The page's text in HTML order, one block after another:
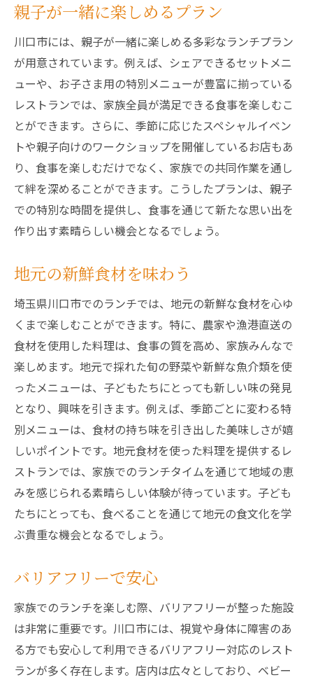
親子が一緒に楽しめるプラン
川口市には、親子が一緒に楽しめる多彩なランチプラン
が用意されています。例えば、シェアできるセットメニ
ューや、お子さま用の特別メニューが豊富に揃っている
レストランでは、家族全員が満足できる食事を楽しむこ
とができます。さらに、季節に応じたスペシャルイベン
トや親子向けのワークショップを開催しているお店もあ
り、食事を楽しむだけでなく、家族での共同作業を通し
て絆を深めることができます。こうしたプランは、親子
での特別な時間を提供し、食事を通じて新たな思い出を
作り出す素晴らしい機会となるでしょう。
地元の新鮮食材を味わう
埼玉県川口市でのランチでは、地元の新鮮な食材を心ゆ
くまで楽しむことができます。特に、農家や漁港直送の
食材を使用した料理は、食事の質を高め、家族みんなで
楽しめます。地元で採れた旬の野菜や新鮮な魚介類を使
ったメニューは、子どもたちにとっても新しい味の発見
となり、興味を引きます。例えば、季節ごとに変わる特
別メニューは、食材の持ち味を引き出した美味しさが嬉
しいポイントです。地元食材を使った料理を提供するレ
ストランでは、家族でのランチタイムを通じて地域の恵
みを感じられる素晴らしい体験が待っています。子ども
たちにとっても、食べることを通じて地元の食文化を学
ぶ貴重な機会となるでしょう。
バリアフリーで安心
家族でのランチを楽しむ際、バリアフリーが整った施設
は非常に重要です。川口市には、視覚や身体に障害のあ
る方でも安心して利用できるバリアフリー対応のレスト
ランが多く存在します。店内は広々としており、ベビー